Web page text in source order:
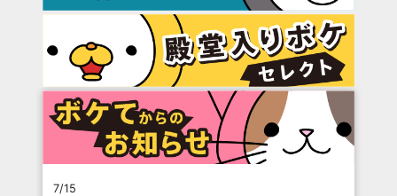
7/15